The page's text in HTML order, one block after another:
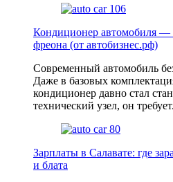
Кондиционер автомобиля —
фреона (от автобизнес.рф)
Современный автомобиль
Даже в базовых
кондиционер давно стал
технический узел, он
Зарплаты в Салавате: где
и блата